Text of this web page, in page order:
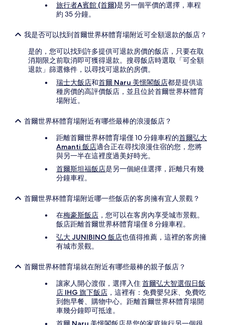
旅行者A賓館 (首爾)是另一個平價的選擇，車程
約 35 分鐘。
我是否可以找到首爾世界杯體育場附近可全額退款的飯店？
是的，您可以找到許多提供可退款房價的飯店，只要在取
消期限之前取消即可獲得退款。搜尋飯店時選取「可全額
退款」篩選條件，以尋找可退款的房價。
瑞士大飯店和首爾 Naru 美憬閣飯店都是提供這
種房價的高評價飯店，並且位於首爾世界杯體育
場附近。
首爾世界杯體育場附近有哪些最棒的浪漫飯店？
距離首爾世界杯體育場僅 10 分鐘車程的首爾弘大
Amanti 飯店適合正在尋找浪漫住宿的您，您將
與另一半在這裡度過美好時光。
首爾斯坦福飯店是另一個絕佳選擇，距離只有幾
分鐘車程。
首爾世界杯體育場附近哪一些飯店的客房擁有宜人景觀？
在梅豪斯飯店 ，您可以在客房內享受城市景觀。
飯店距離首爾世界杯體育場僅 8 分鐘車程。
弘大 JUNIBINO 飯店也值得推薦，這裡的客房擁
有城市景觀。
首爾世界杯體育場就在附近有哪些最棒的親子飯店？
讓家人開心渡假，選擇入住 首爾弘大智選假日飯
店 IHG 旗下飯店 ，這裡有：免費嬰兒床、免費吃
到飽早餐、購物中心。距離首爾世界杯體育場開
車幾分鐘即可抵達。